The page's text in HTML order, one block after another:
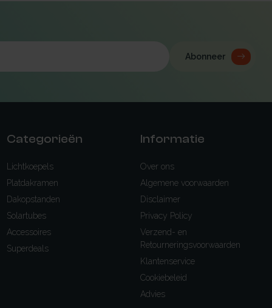
Abonneer
Categorieën
Lichtkoepels
Platdakramen
Dakopstanden
Solartubes
Accessoires
Superdeals
Informatie
Over ons
Algemene voorwaarden
Disclaimer
Privacy Policy
Verzend- en
Retourneringsvoorwaarden
Klantenservice
Cookiebeleid
Advies